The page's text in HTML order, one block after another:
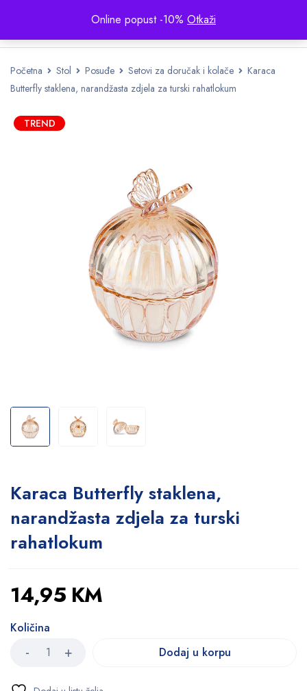
Online popust -10% Otkaži
Početna Stol Posuđe Setovi za doručak i kolače
Karaca
Butterfly staklena, narandžasta zdjela za turski rahatlokum
TREND
Karaca Butterfly staklena,
narandžasta zdjela za turski
rahatlokum
14,95 KM
Količina
Dodaj u korpu